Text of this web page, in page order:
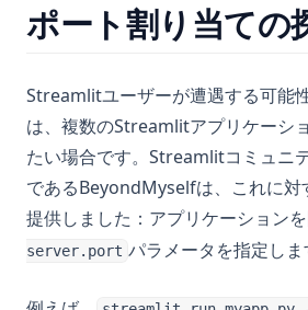
ポート割り当ての
Streamlitユーザーが遭遇する可能
は、複数のStreamlitアプリケーシ
たい場合です。Streamlitコミュニ
であるBeyondMyselfは、これに対
提供しました：アプリケーション
server.port パラメータを指定しま